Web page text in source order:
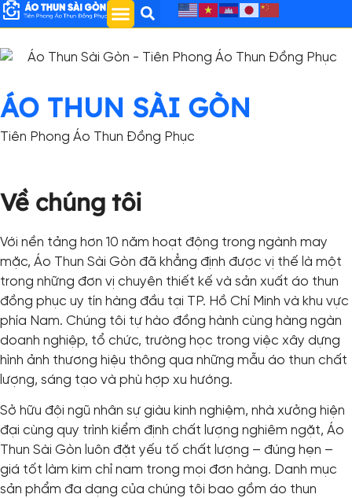
ÁO THUN SÀI GÒN
Tiên Phong Áo Thun Đồng Phục
Về chúng tôi
Với nền tảng hơn 10 năm hoạt động trong ngành may
mặc, Áo Thun Sài Gòn đã khẳng định được vị thế là một
trong những đơn vị chuyên thiết kế và sản xuất áo thun
đồng phục uy tín hàng đầu tại TP. Hồ Chí Minh và khu vực
phía Nam. Chúng tôi tự hào đồng hành cùng hàng ngàn
doanh nghiệp, tổ chức, trường học trong việc xây dựng
hình ảnh thương hiệu thông qua những mẫu áo thun chất
lượng, sáng tạo và phù hợp xu hướng.
Sở hữu đội ngũ nhân sự giàu kinh nghiệm, nhà xưởng hiện
đại cùng quy trình kiểm định chất lượng nghiêm ngặt, Áo
Thun Sài Gòn luôn đặt yếu tố chất lượng – đúng hẹn –
giá tốt làm kim chỉ nam trong mọi đơn hàng. Danh mục
sản phẩm đa dạng của chúng tôi bao gồm áo thun